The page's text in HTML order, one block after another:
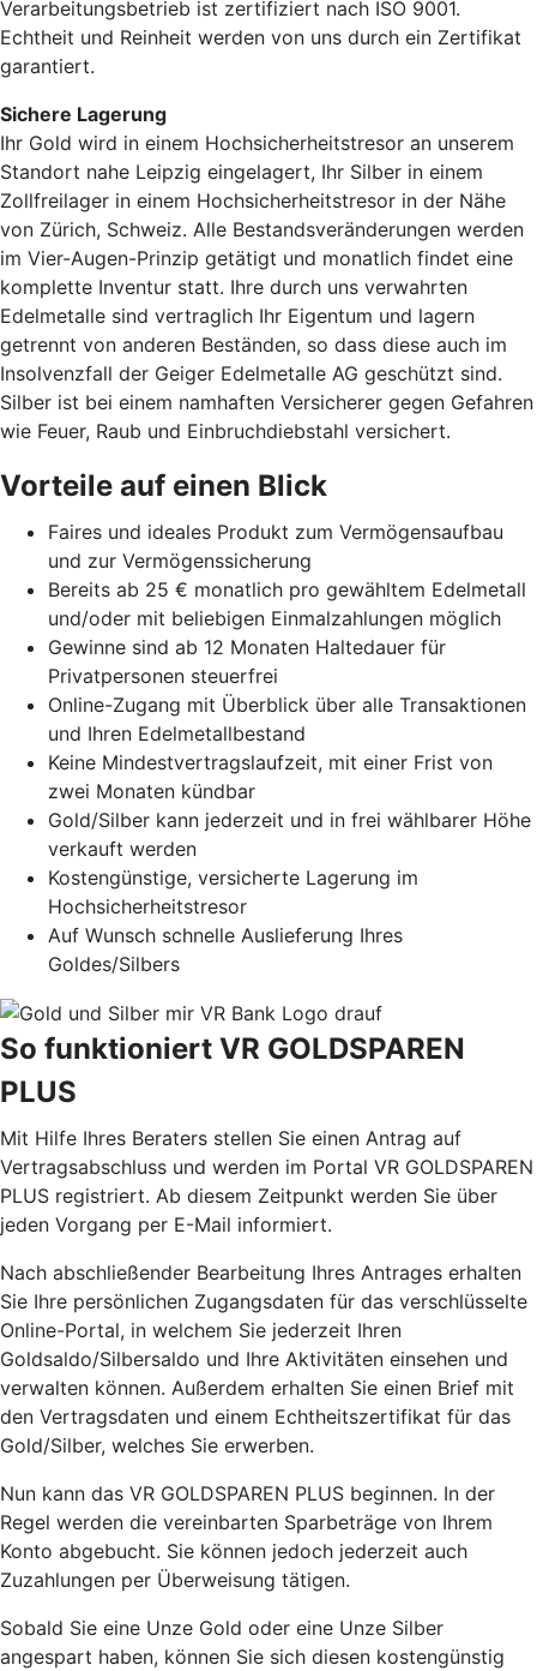
Verarbeitungsbetrieb ist zertifiziert nach ISO 9001.
Echtheit und Reinheit werden von uns durch ein Zertifikat
garantiert.
Sichere Lagerung
Ihr Gold wird in einem Hochsicherheitstresor an unserem
Standort nahe Leipzig eingelagert, Ihr Silber in einem
Zollfreilager in einem Hochsicherheitstresor in der Nähe
von Zürich, Schweiz. Alle Bestandsveränderungen werden
im Vier-Augen-Prinzip getätigt und monatlich findet eine
komplette Inventur statt. Ihre durch uns verwahrten
Edelmetalle sind vertraglich Ihr Eigentum und lagern
getrennt von anderen Beständen, so dass diese auch im
Insolvenzfall der Geiger Edelmetalle AG geschützt sind.
Silber ist bei einem namhaften Versicherer gegen Gefahren
wie Feuer, Raub und Einbruchdiebstahl versichert.
Vorteile auf einen Blick
Faires und ideales Produkt zum Vermögensaufbau
und zur Vermögenssicherung
Bereits ab 25 € monatlich pro gewähltem Edelmetall
und/oder mit beliebigen Einmalzahlungen möglich
Gewinne sind ab 12 Monaten Haltedauer für
Privatpersonen steuerfrei
Online-Zugang mit Überblick über alle Transaktionen
und Ihren Edelmetallbestand
Keine Mindestvertragslaufzeit, mit einer Frist von
zwei Monaten kündbar
Gold/Silber kann jederzeit und in frei wählbarer Höhe
verkauft werden
Kostengünstige, versicherte Lagerung im
Hochsicherheitstresor
Auf Wunsch schnelle Auslieferung Ihres
Goldes/Silbers
So funktioniert VR GOLDSPAREN
PLUS
Mit Hilfe Ihres Beraters stellen Sie einen Antrag auf
Vertragsabschluss und werden im Portal VR GOLDSPAREN
PLUS registriert. Ab diesem Zeitpunkt werden Sie über
jeden Vorgang per E-Mail informiert.
Nach abschließender Bearbeitung Ihres Antrages erhalten
Sie Ihre persönlichen Zugangsdaten für das verschlüsselte
Online-Portal, in welchem Sie jederzeit Ihren
Goldsaldo/Silbersaldo und Ihre Aktivitäten einsehen und
verwalten können. Außerdem erhalten Sie einen Brief mit
den Vertragsdaten und einem Echtheitszertifikat für das
Gold/Silber, welches Sie erwerben.
Nun kann das VR GOLDSPAREN PLUS beginnen. In der
Regel werden die vereinbarten Sparbeträge von Ihrem
Konto abgebucht. Sie können jedoch jederzeit auch
Zuzahlungen per Überweisung tätigen.
Sobald Sie eine Unze Gold oder eine Unze Silber
angespart haben, können Sie sich diesen kostengünstig